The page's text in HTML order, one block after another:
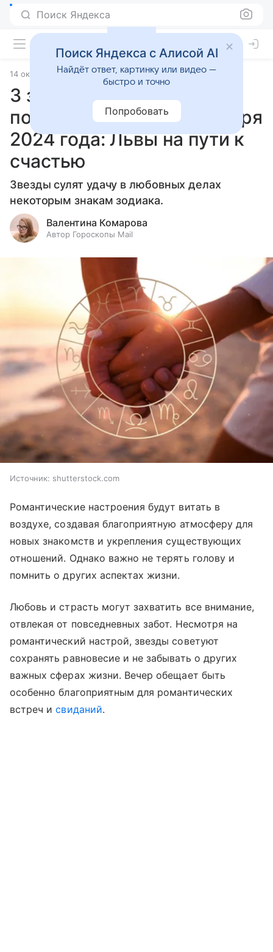
Поиск Яндекса
14 октября 2024 Статьи
3 знака зодиака, которым
повезет в любви 15 октября
2024 года: Львы на пути к
счастью
Звезды сулят удачу в любовных делах
некоторым знакам зодиака.
Валентина Комарова
Автор Гороскопы Mail
Источник: shutterstock.com
Романтические настроения будут витать в
воздухе, создавая благоприятную атмосферу для
новых знакомств и укрепления существующих
отношений. Однако важно не терять голову и
помнить о других аспектах жизни.
Любовь и страсть могут захватить все внимание,
отвлекая от повседневных забот. Несмотря на
романтический настрой, звезды советуют
сохранять равновесие и не забывать о других
важных сферах жизни. Вечер обещает быть
особенно благоприятным для романтических
встреч исвиданий.
Поиск Яндекса с Алисой AI
Найдёт ответ, картинку или видео —
быстро и точно
Попробовать